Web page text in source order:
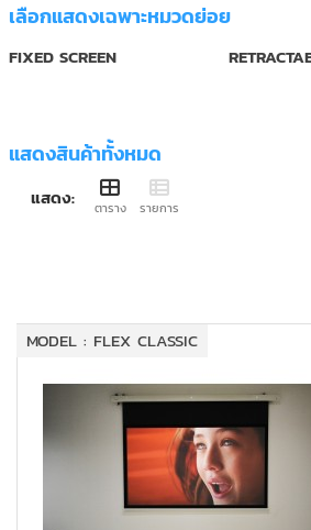
เลือกแสดงเฉพาะหมวดย่อย
FIXED SCREEN
แสดงสินค้าทั้งหมด
แสดง: ตาราง รายการ
MODEL : FLEX CLASSIC